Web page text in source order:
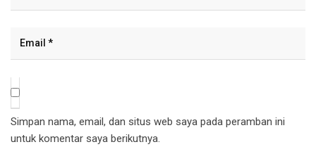
Simpan nama, email, dan situs web saya pada peramban ini
untuk komentar saya berikutnya.